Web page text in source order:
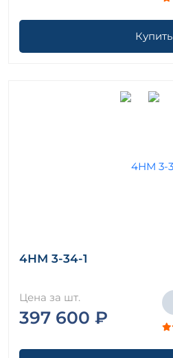
Купить
4НМ 3-34-1
Цена за шт.
397 600 ₽